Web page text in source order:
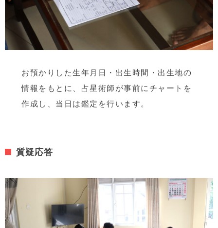
お預かりした生年月日・出生時間・出生地の
情報をもとに、占星術師が事前にチャートを
作成し、当日は鑑定を行います。
質疑応答